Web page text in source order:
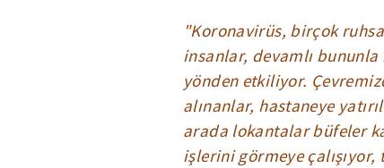
"Koronavirüs, birçok
insanlar, devamlı bununla
yönden etkiliyor.
alınanlar, hastaneye
arada lokantalar büfeler
işlerini görmeye